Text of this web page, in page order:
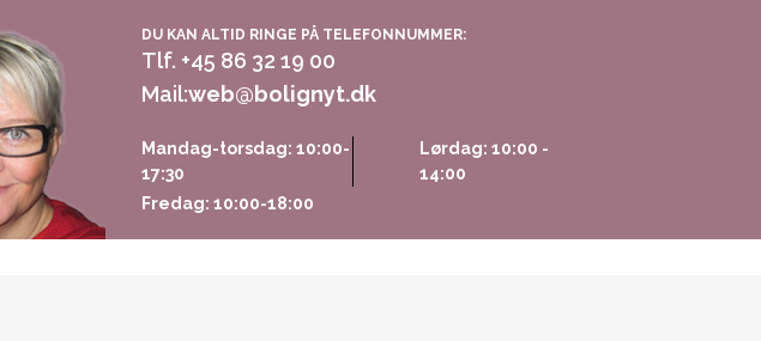
DU KAN ALTID RINGE PÅ TELEFONNUMMER:
Tlf. +45 86 32 19 00
Mail:web@bolignyt.dk
Mandag-torsdag: 10:00-
17:30
Fredag: 10:00-18:00
Lørdag: 10:00 -
14:00